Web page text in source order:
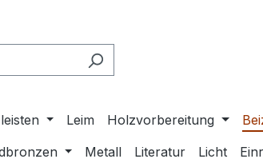
Leim Holzvorbereitung
Metall Literatur Licht